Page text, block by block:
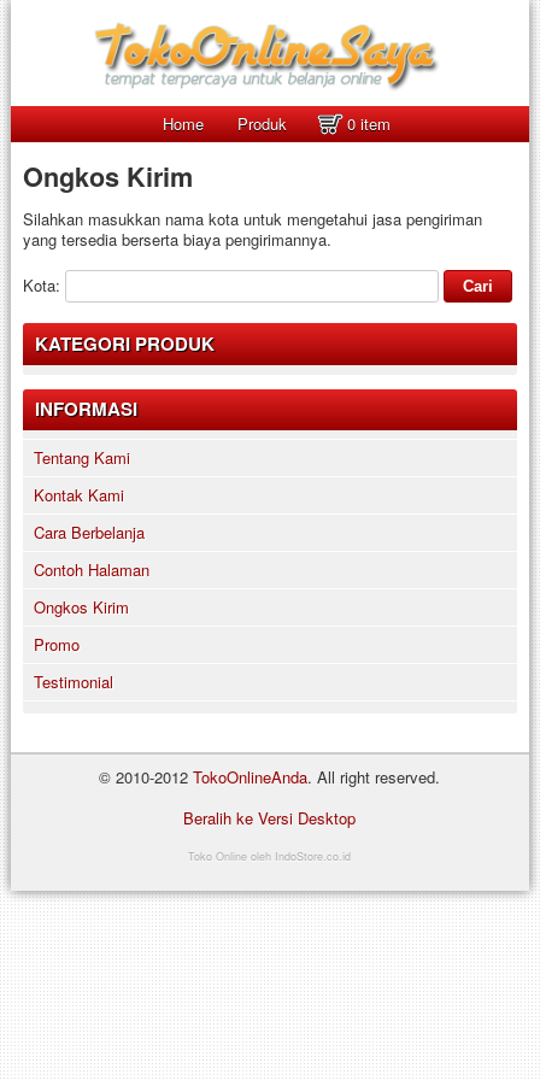
Home Produk 0 item
Ongkos Kirim
Silahkan masukkan nama kota untuk mengetahui jasa pengiriman
yang tersedia berserta biaya pengirimannya.
Kota:
KATEGORI PRODUK
INFORMASI
Tentang Kami
Kontak Kami
Cara Berbelanja
Contoh Halaman
Ongkos Kirim
Promo
Testimonial
© 2010-2012TokoOnlineAnda. All right reserved.
Beralih ke Versi Desktop
Toko Online oleh IndoStore.co.id